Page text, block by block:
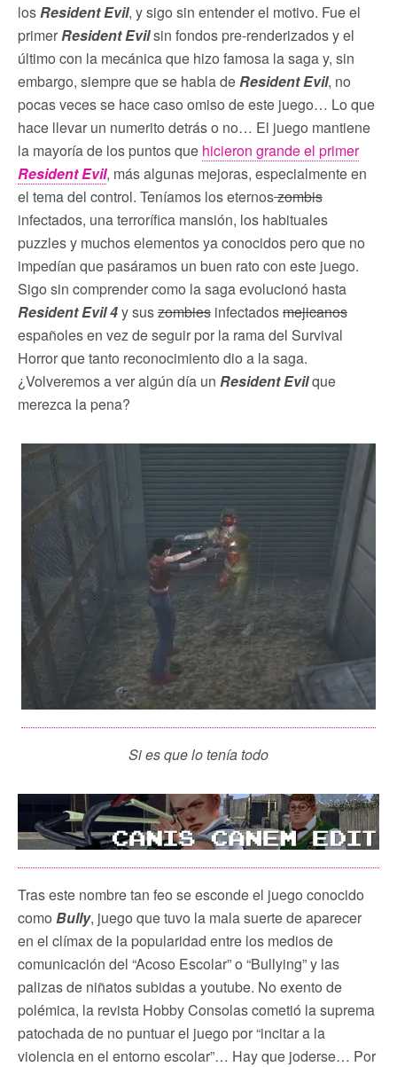
losResident Evil, y sigo sin entender el motivo. Fue el
primerResident Evilsin fondos pre-renderizados y el
último con la mecánica que hizo famosa la saga y, sin
embargo, siempre que se habla deResident Evil, no
pocas veces se hace caso omiso de este juego… Lo que
hace llevar un numerito detrás o no… El juego mantiene
la mayoría de los puntos que hicieron grande el primer
Resident Evil, más algunas mejoras, especialmente en
el tema del control. Teníamos los eternoszombis
infectados, una terrorífica mansión, los habituales
puzzles y muchos elementos ya conocidos pero que no
impedían que pasáramos un buen rato con este juego.
Sigo sin comprender como la saga evolucionó hasta
Resident Evil 4y suszombies infectadosmejicanos
españoles en vez de seguir por la rama del Survival
Horror que tanto reconocimiento dio a la saga.
¿Volveremos a ver algún día un Resident Evilque
merezca la pena?
Si es que lo tenía todo
Tras este nombre tan feo se esconde el juego conocido
como Bully, juego que tuvo la mala suerte de aparecer
en el clímax de la popularidad entre los medios de
comunicación del “Acoso Escolar” o “Bullying” y las
palizas de niñatos subidas a youtube. No exento de
polémica, la revista Hobby Consolas cometió la suprema
patochada de no puntuar el juego por “incitar a la
violencia en el entorno escolar”… Hay que joderse… Por